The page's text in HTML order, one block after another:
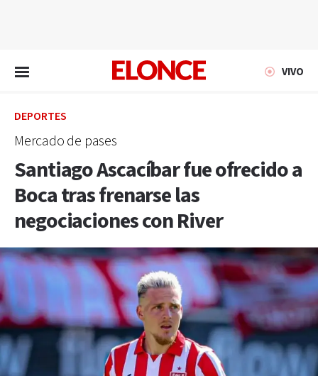
VIVO
DEPORTES
Mercado de pases
Santiago Ascacíbar fue ofrecido a
Boca tras frenarse las
negociaciones con River